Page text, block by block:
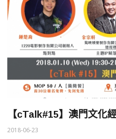
【cTalk#15】澳門文化
2018-06-23